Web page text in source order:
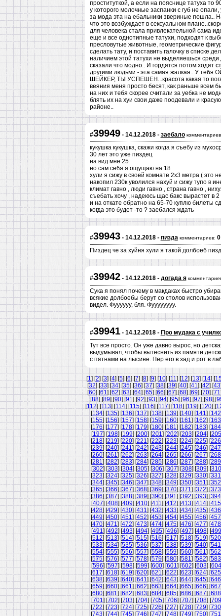
проституткой, а если на пояснице татуха то
у которого молочные заспанки с губ не
за мода эта на ебальники звериные пошла..
что это возбуждает в сексуальном
для человека стала привлекательной сама
еще и все однотипные татухи, подходят к
пресловутые животные, геометрические
сделать тату, и поставить галочку в списке
наличием этой татухи не выделяешься
сказали что модно.. И гордятся потом ходят
другими людьми - эта самая жалкая.. У
ШЕЙКЕР, ТЫ УСПЕШЕН...красота какая то
веяния меня просто бесят, как раньше всем
на них и тебя скорее считали за уебка не
блять их на хуи свои даже поодевали и
районе..
#39949- 14.12.2018 - заебало
кукушка кукушка, скажи когда я съебу из
30 лет это уже пиздец
на вид мне 25
но сам себя я ощущаю на 18
хули я сижу в своей комнате 2х3 метра ( это
накопил 230к уволился нахуй и сижу тупо в
климат гавно , люди гавно , страна гавно ,
съебать хочу , надеюсь щас бакс вырастет в
и на откате обратно на 65-70 куплю билеты
когда это будет -то ? заебался ждать
#39943- 14.12.2018 - пизда комментариев: 0
Пиздец че за хуйня хули я такой долбоеб
#39942- 14.12.2018 - догада я
Сука я понял почему в макдаках быстро
всякие долбоебы берут со столов
видел. Фуууууу, бля. Фуууууууу.
#39941- 14.12.2018 - Про мудака с
Тут все просто. Он уже давно вырос, но
выдумывал, чтобы вытеснить из памяти
с пятнами на лысине. Пер его в зад и рот в
[1] [2] [3] [4] [5] [6] [7] [8] [9] [10] [11] [12] [13] [14] [
[32] [33] [34] [35] [36] [37] [38] [39] [40] [41] [42] [43
[60] [61] [62] [63] [64] [65] [66] [67] [68] [69] [70] [71
[88] [89] [90] [91] [92] [93] [94] [95] [96] [97] [98] [
[112] [113] [114] [115] [116] [117] [118] [119] [120] [
[134] [135] [136] [137] [138] [139] [140] [141] [142
[155] [156] [157] [158] [159] [160] [161] [162] [163
[176] [177] [178] [179] [180] [181] [182] [183] [184
[197] [198] [199] [200] [201] [202] [203] [204] [205
[218] [219] [220] [221] [222] [223] [224] [225] [226
[239] [240] [241] [242] [243] [244] [245] [246] [247
[260] [261] [262] [263] [264] [265] [266] [267] [268
[281] [282] [283] [284] [285] [286] [287] [288] [289
[302] [303] [304] [305] [306] [307] [308] [309] [310
[323] [324] [325] [326] [327] [328] [329] [330] [331
[344] [345] [346] [347] [348] [349] [350] [351] [352
[365] [366] [367] [368] [369] [370] [371] [372] [373
[386] [387] [388] [389] [390] [391] [392] [393] [394
[407] [408] [409] [410] [411] [412] [413] [414] [415
[428] [429] [430] [431] [432] [433] [434] [435] [436
[449] [450] [451] [452] [453] [454] [455] [456] [457
[470] [471] [472] [473] [474] [475] [476] [477] [478
[491] [492] [493] [494] [495] [496] [497] [498] [499
[512] [513] [514] [515] [516] [517] [518] [519] [520
[533] [534] [535] [536] [537] [538] [539] [540] [541
[554] [555] [556] [557] [558] [559] [560] [561] [562
[575] [576] [577] [578] [579] [580] [581] [582] [583
[596] [597] [598] [599] [600] [601] [602] [603] [604
[617] [618] [619] [620] [621] [622] [623] [624] [625
[638] [639] [640] [641] [642] [643] [644] [645] [646
[659] [660] [661] [662] [663] [664] [665] [666] [667
[680] [681] [682] [683] [684] [685] [686] [687] [688
[701] [702] [703] [704] [705] [706] [707] [708] [709
[722] [723] [724] [725] [726] [727] [728] [729] [730
[743] [744] [745] [746] [747] [748] [749] [750] [751